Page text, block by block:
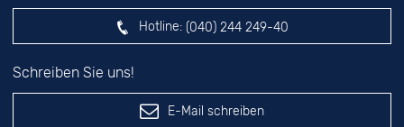
Hotline: (040) 244 249-40
Schreiben Sie uns!
E-Mail schreiben